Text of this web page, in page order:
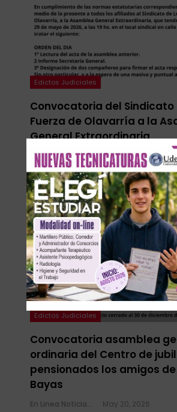
Edictos Judiciales
Convocatoria del Sindicato
Fuerza de Olavarría a la
General Extraordinaria
En Linea Noticias May 20, 2026
LEE MAS...
Edictos Judiciales
Convocatoria asamblea
ordinaria del Centro de
pensionados los amigos de
Bayas
En Linea Noticias May 20, 2026